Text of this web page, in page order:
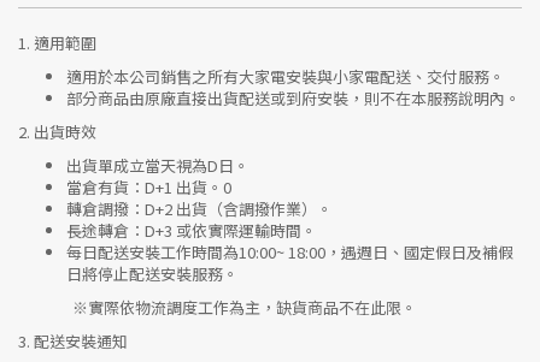
1. 適用範圍
適用於本公司銷售之所有大家電安裝與小家電配送、交付服務。
部分商品由原廠直接出貨配送或到府安裝，則不在本服務說明內。
2. 出貨時效
出貨單成立當天視為D日。
當倉有貨： D+1 出貨。0
轉倉調撥： D+2 出貨（含調撥作業）。
長途轉倉： D+3 或依實際運輸時間。
每日配送安裝工作時間為10:00~ 18:00，遇週日、國定假日及補假
日將停止配送安裝服務。
※實際依物流調度工作為主，缺貨商品不在此限。
3. 配送安裝通知